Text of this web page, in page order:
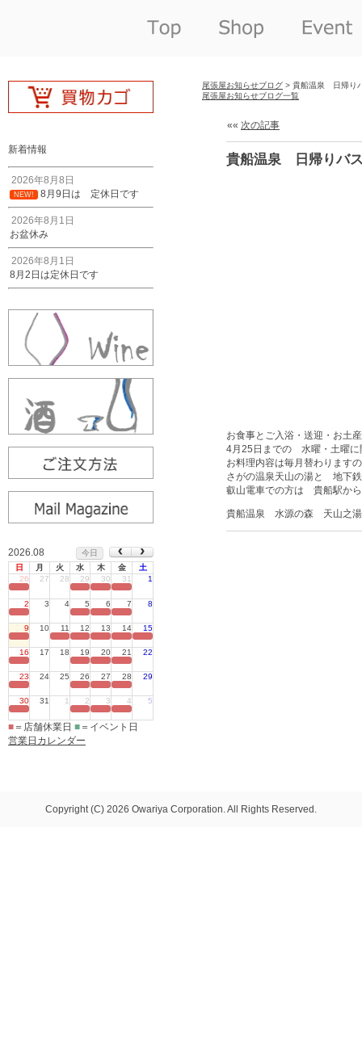
新着情報
2026年8月8日
NEW! 8月9日は 定休日です
2026年8月1日
お盆休み
2026年8月1日
8月2日は定休日です
2026.08
今日
日
月 火 水 木 金
土
26
27 28 29 30 31 1
2 3 4 5 6 7 8
9 10 11 12 13 14 15
16 17 18 19 20 21 22
23 24 25 26 27 28 29
30 31 1 2 3 4 5
■ ＝店舗休業日 ■ ＝イベント日
営業日カレンダー
尾張屋お知らせブログ > 貴船温泉 日帰り
尾張屋お知らせブログ一覧
«« 次の記事
貴船温泉 日帰りバ
お食事とご入浴・送迎・お
4月25日までの 水曜・土曜に
お料理内容は毎月替わりま
さがの温泉天山の湯と 地下
叡山電車での方は 貴船駅か
貴船温泉 水源の森 天山之
Copyright (C) 2026 Owariya Corporation. All Rights Reserved.